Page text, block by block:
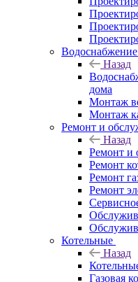
Водоснабжение
Назад
дома
Монтаж
Монтаж
Ремонт и
Назад
Ремонт и
Ремонт
Ремонт
Ремонт
Котельные
Назад
Газовая